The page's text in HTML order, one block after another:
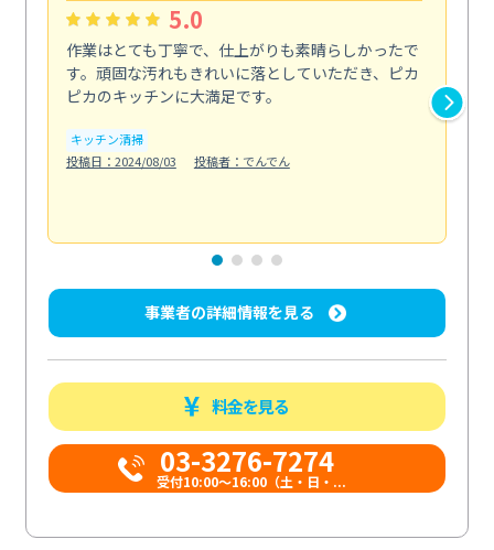
5.0
作業はとても丁寧で、仕上がりも素晴らしかったで
す。頑固な汚れもきれいに落としていただき、ピカ
ピカのキッチンに大満足です。
キッチン清掃
投稿日：2024/08/03
投稿者：でんでん
事業者の詳細情報を見る
料金を見る
03-3276-7274
受付10:00〜16:00（土・日・...